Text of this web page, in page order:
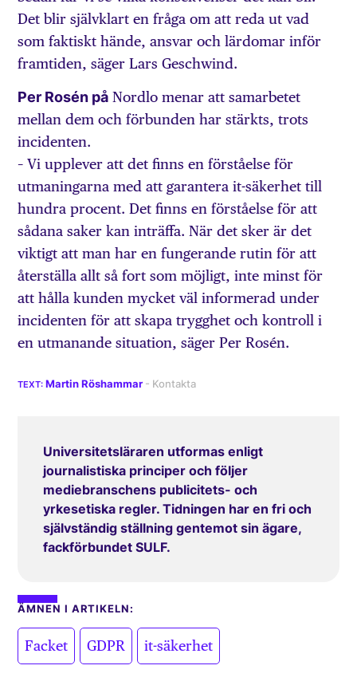
Det blir självklart en fråga om att reda ut vad
som faktiskt hände, ansvar och lärdomar inför
framtiden, säger Lars Geschwind.
Per Rosén på Nordlo menar att samarbetet
mellan dem och förbunden har stärkts, trots
incidenten.
– Vi upplever att det finns en förståelse för
utmaningarna med att garantera it-säkerhet till
hundra procent. Det finns en förståelse för att
sådana saker kan inträffa. När det sker är det
viktigt att man har en fungerande rutin för att
återställa allt så fort som möjligt, inte minst för
att hålla kunden mycket väl informerad under
incidenten för att skapa trygghet och kontroll i
en utmanande situation, säger Per Rosén.
Martin Röshammar
Universitetsläraren utformas enligt
journalistiska principer och följer
mediebranschens publicitets- och
yrkesetiska regler. Tidningen har en fri och
självständig ställning gentemot sin ägare,
fackförbundet SULF.
ÄMNEN I ARTIKELN:
Facket GDPR it-säkerhet